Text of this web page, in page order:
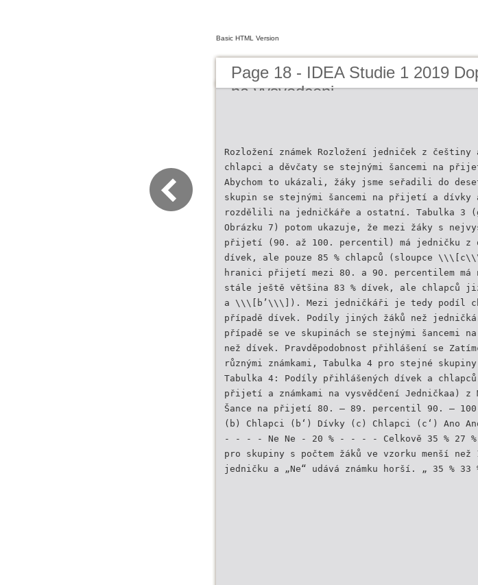
Basic HTML Version
Page 18 - IDEA Studie 1 2019
na vysvedceni
Rozložení známek Rozložení jedniček z češtiny
chlapci a děvčaty se stejnými šancemi na
Abychom to ukázali, žáky jsme seřadili do
skupin se stejnými šancemi na přijetí a dívky
rozdělili na jedničkáře a ostatní. Tabulka 3
Obrázku 7) potom ukazuje, že mezi žáky s
přijetí (90. až 100. percentil) má jedničku z
dívek, ale pouze 85 % chlapců (sloupce
hranici přijetí mezi 80. a 90. percentilem má
stále ještě většina 83 % dívek, ale chlapců
a \\\[b’\\\]). Mezi jedničkáři je tedy podíl
případě dívek. Podíly jiných žáků než
případě se ve skupinách se stejnými šancemi
než dívek. Pravděpodobnost přihlášení se
různými známkami, Tabulka 4 pro stejné
Tabulka 4: Podíly přihlášených dívek a
přijetí a známkami na vysvědčení Jedničkaa)
Šance na přijetí 80. – 89. percentil 90. –
(b) Chlapci (b‘) Dívky (c) Chlapci (c‘) Ano
- - - - Ne Ne - 20 % - - - - Celkově 35 % 27 %
pro skupiny s počtem žáků ve vzorku menší než
jedničku a „Ne“ udává známku horší. „ 35 % 33